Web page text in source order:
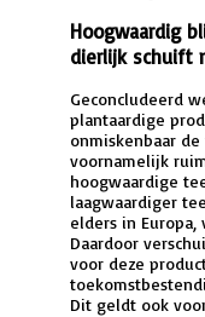
Hoogwaardig
dierlijk schuift
Geconcludeerd
plantaardige
onmiskenbaar
voornamelijk
hoogwaardige
laagwaardiger
elders in
Daardoor
voor deze
Dit geldt ook